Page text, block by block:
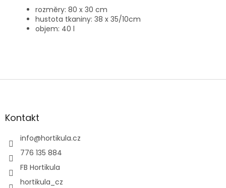
rozměry: 80 x 30 cm
hustota tkaniny: 38 x 35/10cm
objem: 40 l
Z
aKontakt
info@hortikula.cz
776 135 884
FB Hortikula
hortikula_cz